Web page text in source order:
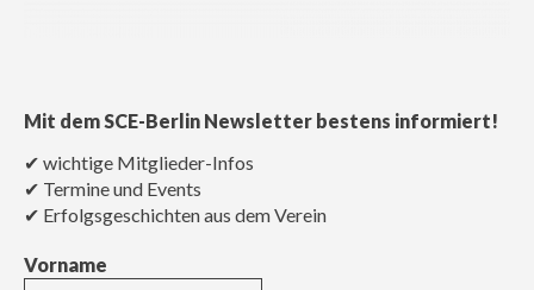
Mit dem SCE-Berlin Newsletter bestens informiert!
✔ wichtige Mitglieder-Infos
✔ Termine und Events
✔ Erfolgsgeschichten aus dem Verein
Vorname